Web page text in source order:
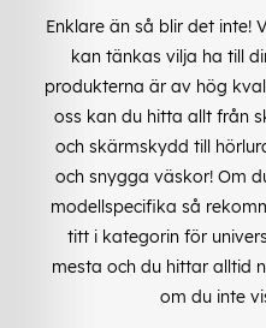
Enklare än så blir det inte!
kan tänkas vilja ha till
produkterna är av hög
oss kan du hitta allt från
och skärmskydd till
och snygga väskor! Om
modellspecifika så
titt i kategorin för
mesta och du hittar alltid
om du inte